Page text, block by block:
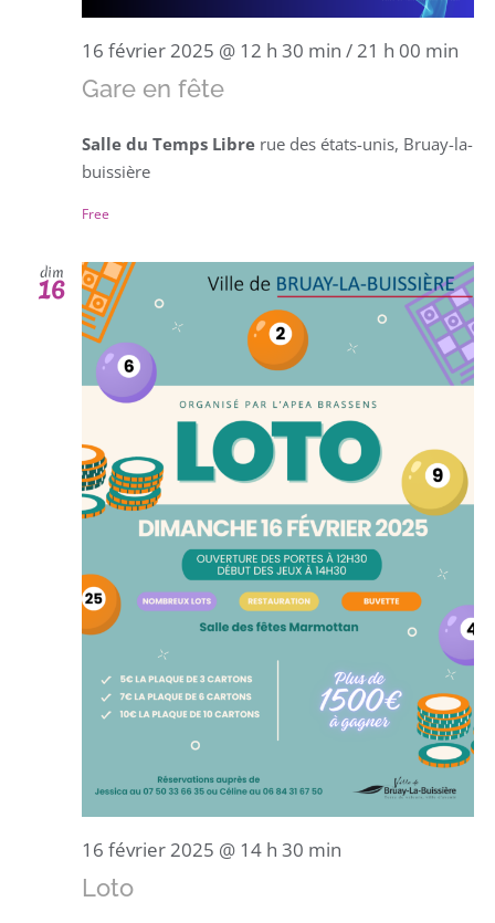
16 février 2025 @ 12 h 30 min /21 h 00 min
Gare en fête
Salle du Temps Libre rue des états-unis, Bruay-la-
buissière
Free
dim
16
16 février 2025 @ 14 h 30 min
Loto